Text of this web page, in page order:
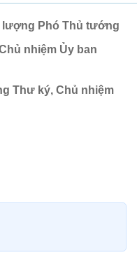
lượng Phó Thủ tướng
nhiệm Ủy ban
Thư ký, Chủ nhiệm